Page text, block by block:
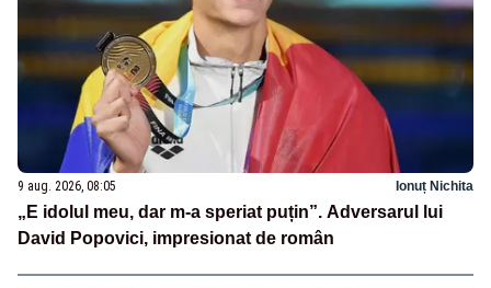
9 aug. 2026, 08:05 Ionuț Nichita
„E idolul meu, dar m-a speriat puțin”. Adversarul lui
David Popovici, impresionat de român